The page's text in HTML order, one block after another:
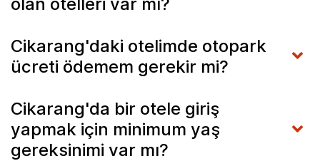
Cikarang'daki otelimde otopark
ücreti ödemem gerekir mi?
Cikarang'da bir otele giriş
yapmak için minimum yaş
gereksinimi var mı?